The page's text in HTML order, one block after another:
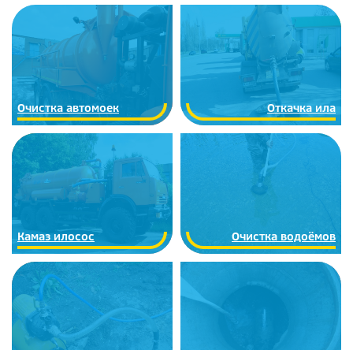
Очистка автомоек Откачка ила
Камаз илосос Очистка водоёмов